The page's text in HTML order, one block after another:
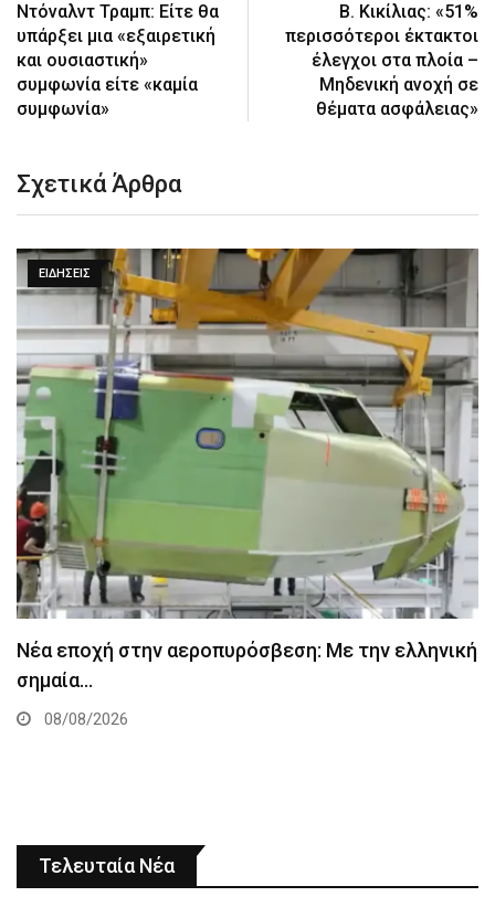
Ντόναλντ Τραμπ: Είτε θα
υπάρξει μια «εξαιρετική
και ουσιαστική»
συμφωνία είτε «καμία
συμφωνία»
Β. Κικίλιας: «51%
περισσότεροι έκτακτοι
έλεγχοι στα πλοία –
Μηδενική ανοχή σε
θέματα ασφάλειας»
Σχετικά Άρθρα
ΕΙΔΉΣΕΙΣ
Νέα εποχή στην αεροπυρόσβεση: Με την ελληνική
σημαία…
08/08/2026
Τελευταία Νέα